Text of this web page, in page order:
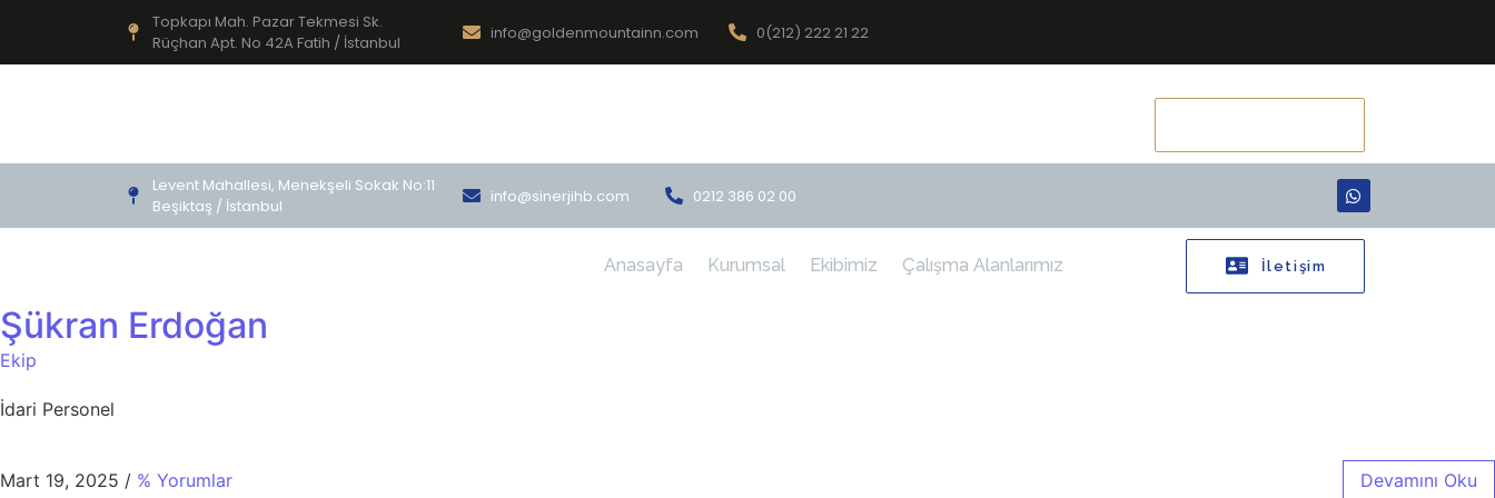
Topkapı Mah. Pazar Tekmesi Sk.
Rüçhan Apt. No 42A Fatih / İstanbul
info@goldenmountainn.com 0(212) 222 21 22
Levent Mahallesi, Menekşeli Sokak No:11
Beşiktaş / İstanbul
info@sinerjihb.com 0212 386 02 00
Anasayfa Kurumsal Ekibimiz Çalışma Alanlarımız İletişim
Şükran Erdoğan
Ekip
İdari Personel
Mart 19, 2025 / % Yorumlar Devamını Oku